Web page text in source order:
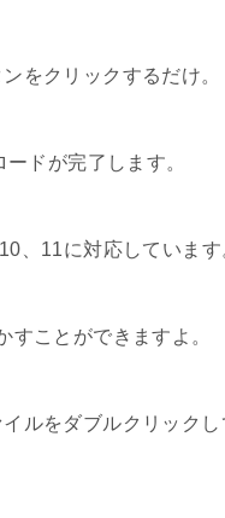
をクリックするだけ。
ドが完了します。
、11に対応しています
ことができますよ。
ルをダブルクリック